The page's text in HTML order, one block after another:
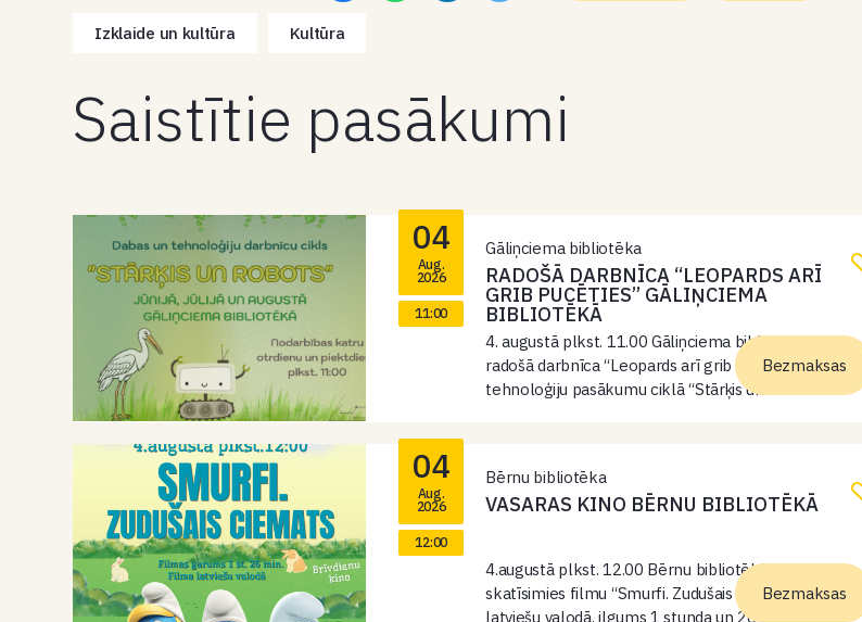
Izklaide un kultūra Kultūra
Saistītie pasākumi
04
Aug.
2026
11:00
Gāliņciema bibliotēka
RADOŠĀ DARBNĪCA “LEOPARDS ARĪ
GRIB PUCĒTIES” GĀLIŅCIEMA
BIBLIOTĒKĀ
4. augustā plkst. 11.00 Gāliņciema bibliotēkā notiks
radošā darbnīca “Leopards arī grib pucēties” dabas un
tehnoloģiju pasākumu ciklā “Stārķis un robots”.
Bezmaksas
04
Aug.
2026
12:00
Bērnu bibliotēka
VASARAS KINO BĒRNU BIBLIOTĒKĀ
4.augustā plkst. 12.00 Bērnu bibliotēkā kopā
skatīsimies filmu “Smurfi. Zudušais ciemats.”. Filma
latviešu valodā, ilgums 1 stunda un 26 minūtes.
Bezmaksas